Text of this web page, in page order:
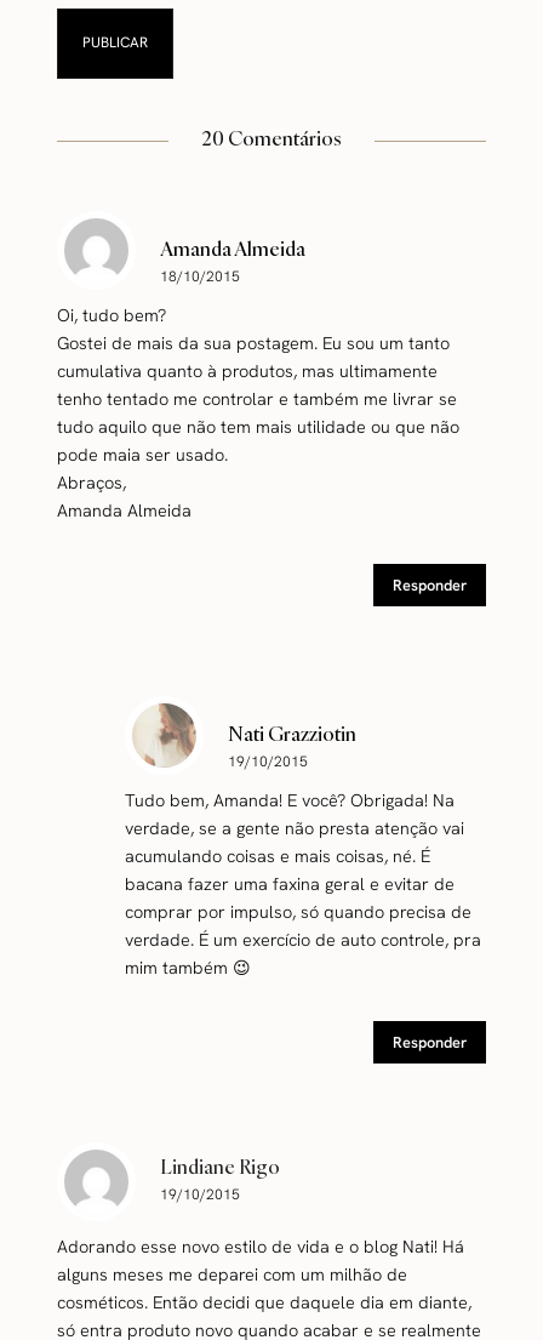
20 Comentários
Amanda Almeida
18/10/2015
Oi, tudo bem?
Gostei de mais da sua postagem. Eu sou um tanto
cumulativa quanto à produtos, mas ultimamente
tenho tentado me controlar e também me livrar se
tudo aquilo que não tem mais utilidade ou que não
pode maia ser usado.
Abraços,
Amanda Almeida
Responder
Nati Grazziotin
19/10/2015
Tudo bem, Amanda! E você? Obrigada! Na
verdade, se a gente não presta atenção vai
acumulando coisas e mais coisas, né. É
bacana fazer uma faxina geral e evitar de
comprar por impulso, só quando precisa de
verdade. É um exercício de auto controle, pra
mim também 😉
Responder
Lindiane Rigo
19/10/2015
Adorando esse novo estilo de vida e o blog Nati! Há
alguns meses me deparei com um milhão de
cosméticos. Então decidi que daquele dia em diante,
só entra produto novo quando acabar e se realmente